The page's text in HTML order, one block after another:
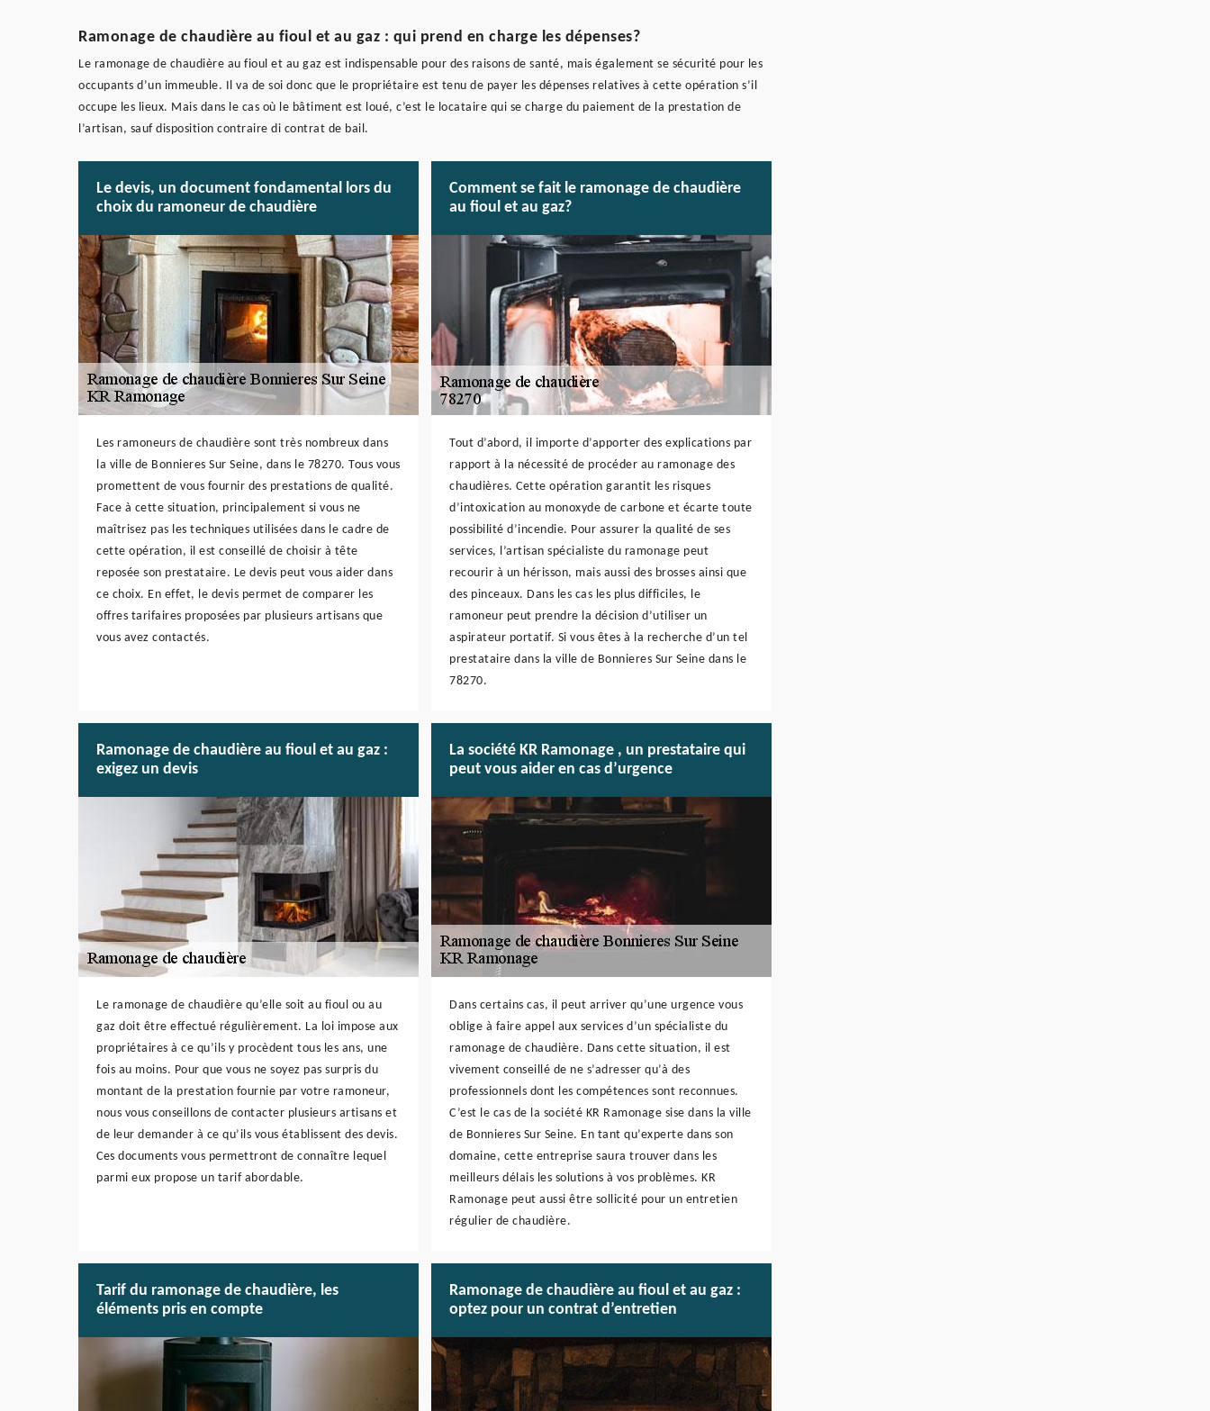
Ramonage de chaudière au fioul et au gaz : qui prend en charge les dépenses?
Le ramonage de chaudière au fioul et au gaz est indispensable pour des raisons de santé, mais également se sécurité pour les
occupants d’un immeuble. Il va de soi donc que le propriétaire est tenu de payer les dépenses relatives à cette opération s’il
occupe les lieux. Mais dans le cas où le bâtiment est loué, c’est le locataire qui se charge du paiement de la prestation de
l’artisan, sauf disposition contraire di contrat de bail.
Le devis, un document fondamental lors du
choix du ramoneur de chaudière
Les ramoneurs de chaudière sont très nombreux dans
la ville de Bonnieres Sur Seine, dans le 78270. Tous vous
promettent de vous fournir des prestations de qualité.
Face à cette situation, principalement si vous ne
maîtrisez pas les techniques utilisées dans le cadre de
cette opération, il est conseillé de choisir à tête
reposée son prestataire. Le devis peut vous aider dans
ce choix. En effet, le devis permet de comparer les
offres tarifaires proposées par plusieurs artisans que
vous avez contactés.
Comment se fait le ramonage de chaudière
au fioul et au gaz?
Tout d’abord, il importe d’apporter des explications par
rapport à la nécessité de procéder au ramonage des
chaudières. Cette opération garantit les risques
d’intoxication au monoxyde de carbone et écarte toute
possibilité d’incendie. Pour assurer la qualité de ses
services, l’artisan spécialiste du ramonage peut
recourir à un hérisson, mais aussi des brosses ainsi que
des pinceaux. Dans les cas les plus difficiles, le
ramoneur peut prendre la décision d’utiliser un
aspirateur portatif. Si vous êtes à la recherche d’un tel
prestataire dans la ville de Bonnieres Sur Seine dans le
78270.
Ramonage de chaudière au fioul et au gaz :
exigez un devis
Le ramonage de chaudière qu’elle soit au fioul ou au
gaz doit être effectué régulièrement. La loi impose aux
propriétaires à ce qu’ils y procèdent tous les ans, une
fois au moins. Pour que vous ne soyez pas surpris du
montant de la prestation fournie par votre ramoneur,
nous vous conseillons de contacter plusieurs artisans et
de leur demander à ce qu’ils vous établissent des devis.
Ces documents vous permettront de connaître lequel
parmi eux propose un tarif abordable.
La société KR Ramonage , un prestataire qui
peut vous aider en cas d’urgence
Dans certains cas, il peut arriver qu’une urgence vous
oblige à faire appel aux services d’un spécialiste du
ramonage de chaudière. Dans cette situation, il est
vivement conseillé de ne s’adresser qu’à des
professionnels dont les compétences sont reconnues.
C’est le cas de la société KR Ramonage sise dans la ville
de Bonnieres Sur Seine. En tant qu’experte dans son
domaine, cette entreprise saura trouver dans les
meilleurs délais les solutions à vos problèmes. KR
Ramonage peut aussi être sollicité pour un entretien
régulier de chaudière.
Tarif du ramonage de chaudière, les
éléments pris en compte
Ramonage de chaudière au fioul et au gaz :
optez pour un contrat d’entretien